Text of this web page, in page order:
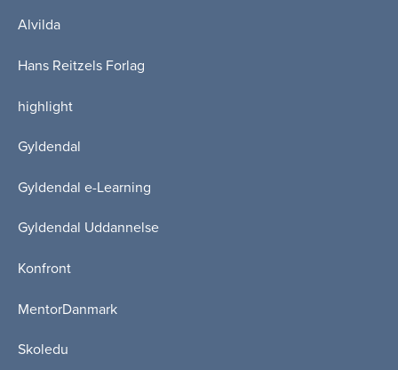
Alvilda
Hans Reitzels Forlag
highlight
Gyldendal
Gyldendal e-Learning
Gyldendal Uddannelse
Konfront
MentorDanmark
Skoledu